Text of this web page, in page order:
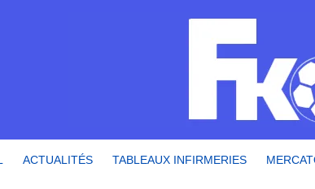
ACTUALITÉS TABLEAUX INFIRMERIES